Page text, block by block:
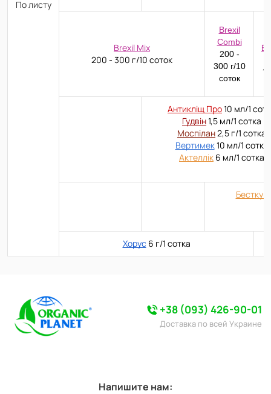
По листу
Brexil Mix
200 - 300 г/10 соток
Brexil
Combi
200 -
300 г/10
соток
Антикліщ Про10 мл/1
Гудвін1,5 мл/1 сотка
Моспілан2,5 г/1 сотка
Вертимек10 мл/1 сотка
Актеллік 6 мл/1 сотка
Бесткур
Хорус 6 г/1 сотка
+38 (093) 426-90-01
Доставка по всей Украине
Напишите нам: